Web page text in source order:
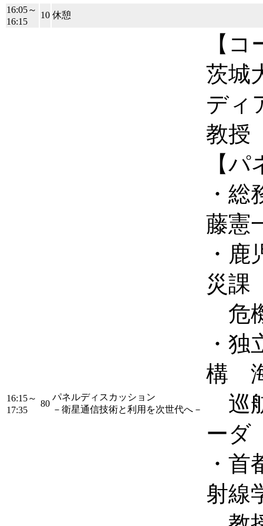
16:05～
16:15
10 休憩
16:15～
17:35
80
パネルディスカッション
－衛星通信技術と利用を次世代へ－
【
茨城
ディ
教授
【
・
藤憲
・
災課
危
・
構
巡
ー
・
射線